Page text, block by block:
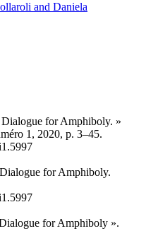
and Daniela
for Amphiboly. »
1, 2020, p. 3–45.
for Amphiboly.
for Amphiboly ».